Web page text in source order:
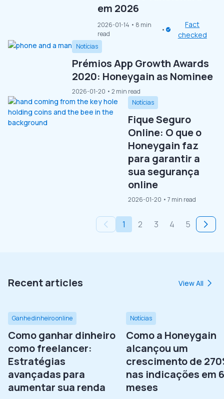
em 2026
2026-01-14 • 8 min
read
Fact
checked
Notícias
Prémios App Growth Awards
2020: Honeygain as Nominee
2026-01-20 • 2 min read
Notícias
Fique Seguro
Online: O que o
Honeygain faz
para garantir a
sua segurança
online
2026-01-20 • 7 min read
1 2 3 4 5
Recent articles View All
Ganhe dinheiro online
Como ganhar dinheiro
como freelancer:
Estratégias
avançadas para
aumentar sua renda
Notícias
Como a Honeygain
alcançou um
crescimento de
nas indicações em 6
meses